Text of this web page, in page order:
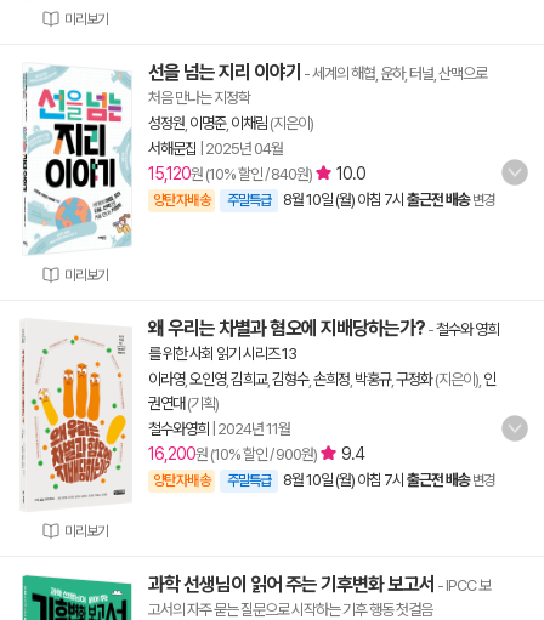
미리보기
미리보기
선을 넘는 지리 이야기 - 세계의 해협, 운하, 터널, 산맥으로
처음 만나는 지정학
성정원 이명준, 이채림 (지은이)
서해문집 2025년 04월
15,120원 (10% 할인 / 840원) 10.0
양탄자배송 주말특급 8월 10일 (월) 아침 7시 출근전 배송 변경
미리보기
왜 우리는 차별과 혐오에 지배당하는가? -철수와 영희
를 위한 사회 읽기 시리즈 13
이라영, 오인영, 김희교, 김형수, 손희정 박홍규, 구정화(지은이), 인
권연대 (기획)
철수와영희
2024년 11월
16,200원 (10% 할인 / 900원) 9.4
양탄자배송 주말특급 8월 10일 (월) 아침 7시 출근전 배송 변경
과학 선생님이 읽어 주는 기후변화 보고서 - IPCC 보
고서의 자주 묻는 질문으로 시작하는 기후 행동 첫걸음